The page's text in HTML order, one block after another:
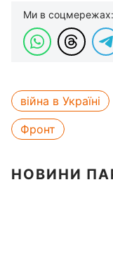
Ми в соцмережах:
війна в Україні
Фронт
НОВИНИ